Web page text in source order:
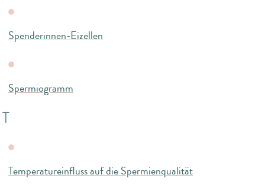
Spenderinnen-Eizellen
Spermiogramm
T
Temperatureinfluss auf die Spermienqualität